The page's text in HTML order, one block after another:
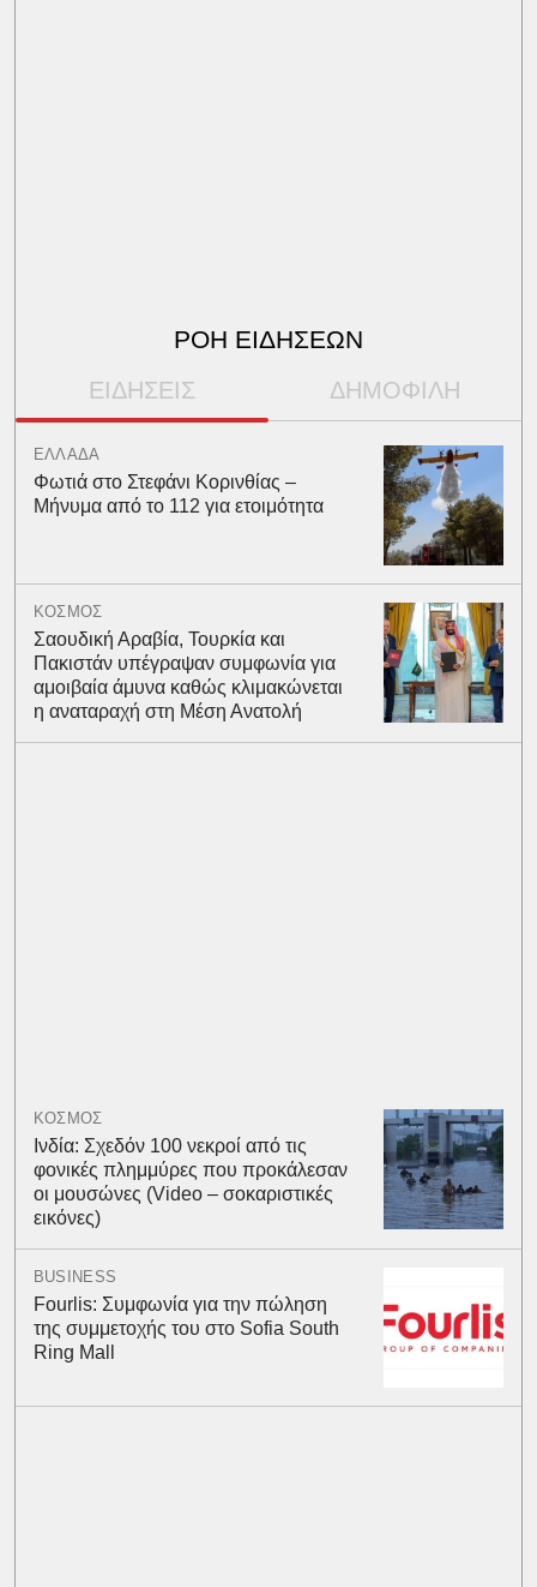
ΡΟΗ ΕΙΔΗΣΕΩΝ
ΕΙΔΗΣΕΙΣ ΔΗΜΟΦΙΛΗ
ΕΛΛΑΔΑ
Φωτιά στο Στεφάνι Κορινθίας –
Μήνυμα από το 112 για ετοιμότητα
ΚΟΣΜΟΣ
Σαουδική Αραβία, Τουρκία και
Πακιστάν υπέγραψαν συμφωνία για
αμοιβαία άμυνα καθώς κλιμακώνεται
η αναταραχή στη Μέση Ανατολή
ΚΟΣΜΟΣ
Ινδία: Σχεδόν 100 νεκροί από τις
φονικές πλημμύρες που προκάλεσαν
οι μουσώνες (Video – σοκαριστικές
εικόνες)
BUSINESS
Fourlis: Συμφωνία για την πώληση
της συμμετοχής του στο Sofia South
Ring Mall